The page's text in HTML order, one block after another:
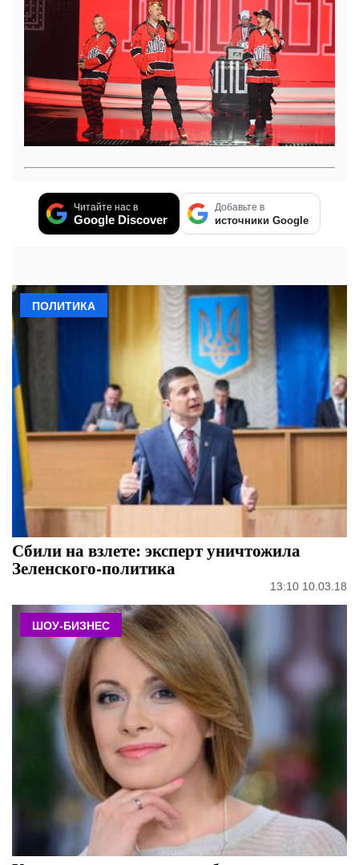
Читайте нас в
Google Discover
Добавьте в
источники Google
ПОЛИТИКА
Сбили на взлете: эксперт уничтожила
Зеленского-политика
13:10 10.03.18
ШОУ-БИЗНЕС